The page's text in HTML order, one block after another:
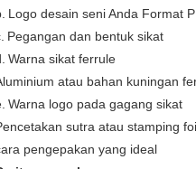
Logo desain seni Anda Format
Pegangan dan bentuk sikat
Warna sikat ferrule
atau bahan kuningan
Warna logo pada gagang sikat
sutra atau stamping
pengepakan yang ideal